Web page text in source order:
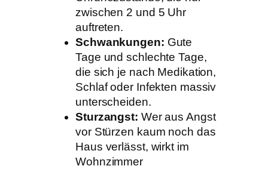
zwischen 2 und 5 Uhr
auftreten.
Schwankungen: Gute
Tage und schlechte Tage,
die sich je nach Medikation,
Schlaf oder Infekten massiv
unterscheiden.
Sturzangst: Wer aus Angst
vor Stürzen kaum noch das
Haus verlässt, wirkt im
Wohnzimmer